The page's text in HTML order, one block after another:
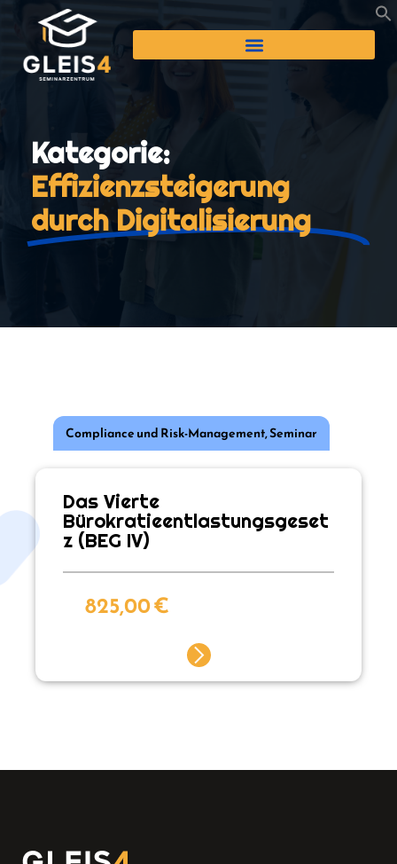
Kategorie:
Effizienzsteigerung
durch Digitalisierung
Compliance und Risk-Management,Seminar
Das Vierte
Bürokratieentlastungsgeset
z (BEG IV)
825,00€